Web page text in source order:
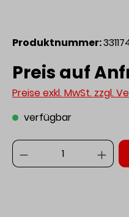
Produktnummer:
Preis auf
Preise exkl. MwSt. zzgl.
verfügbar